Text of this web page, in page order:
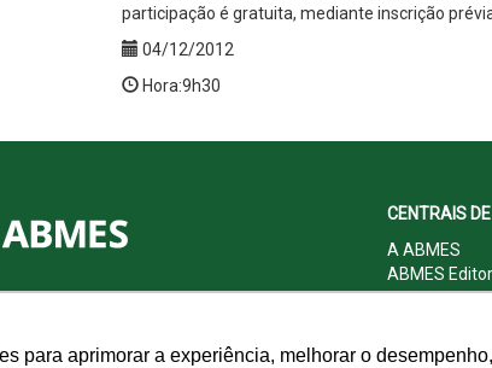
para aprimorar a experiência, melhorar o
participação é gratuita, mediante inscrição
04/12/2012
Hora:9h30
060 - Asa Norte, Brasília/DF
CENTRAIS
A ABMES
ABMES
ABMES LInC
Central do